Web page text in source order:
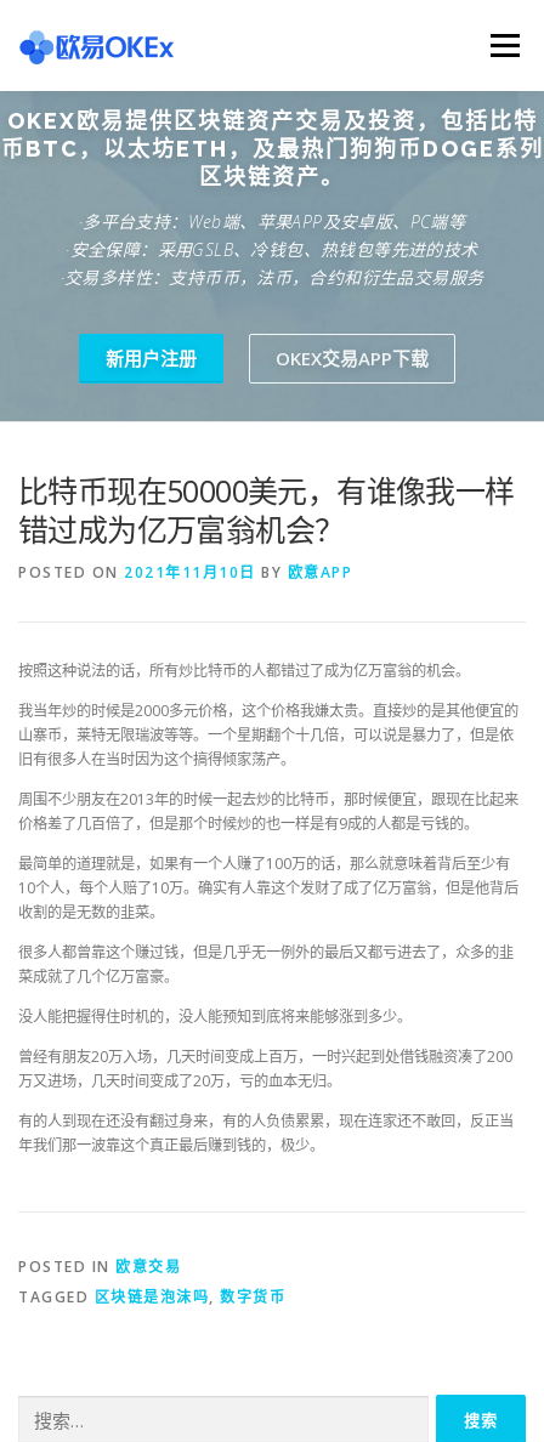
content
Menu
欧意交易所 关于欧意OKX 欧意APP下载
欧意注册网址 欧意交易下载 欧意团队
OKEX欧易提供区块链资产交易及投资，包括比特
币BTC，以太坊ETH，及最热门狗狗币DOGE系列
区块链资产。
·多平台支持：Web端、苹果APP及安卓版、PC端等
·安全保障：采用GSLB、冷钱包、热钱包等先进的技术
·交易多样性：支持币币，法币，合约和衍生品交易服务
新用户注册 OKEX交易APP下载
比特币现在50000美元，有谁像我一样
错过成为亿万富翁机会？
POSTED ON 2021年11月10日 BY 欧意APP
按照这种说法的话，所有炒比特币的人都错过了成为亿万富翁的机会。
我当年炒的时候是2000多元价格，这个价格我嫌太贵。直接炒的是其他便宜的
山寨币，莱特无限瑞波等等。一个星期翻个十几倍，可以说是暴力了，但是依
旧有很多人在当时因为这个搞得倾家荡产。
周围不少朋友在2013年的时候一起去炒的比特币，那时候便宜，跟现在比起来
价格差了几百倍了，但是那个时候炒的也一样是有9成的人都是亏钱的。
最简单的道理就是，如果有一个人赚了100万的话，那么就意味着背后至少有
10个人，每个人赔了10万。确实有人靠这个发财了成了亿万富翁，但是他背后
收割的是无数的韭菜。
很多人都曾靠这个赚过钱，但是几乎无一例外的最后又都亏进去了，众多的韭
菜成就了几个亿万富豪。
没人能把握得住时机的，没人能预知到底将来能够涨到多少。
曾经有朋友20万入场，几天时间变成上百万，一时兴起到处借钱融资凑了200
万又进场，几天时间变成了20万，亏的血本无归。
有的人到现在还没有翻过身来，有的人负债累累，现在连家还不敢回，反正当
年我们那一波靠这个真正最后赚到钱的，极少。
POSTED IN 欧意交易
TAGGED 区块链是泡沫吗, 数字货币
索：